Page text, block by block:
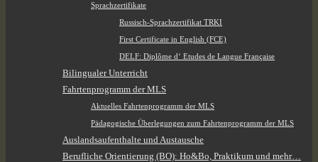
Sprachzertifikate
Russisch-Sprachzertifikat TRKI
First Certificate in English (FCE)
DELF: Diplôme d‘ Etudes de Langue Française
Bilingualer Unterricht
Fahrtenprogramm der MLS
Aktuelles Fahrtenprogramm der MLS
Pädagogische Überlegungen zum Fahrtenprogramm der MLS
Auslandsaufenthalte und Austausche
Berufliche Orientierung (BO): Ho&Bo, Praktikum und mehr…